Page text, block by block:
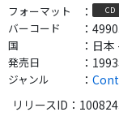
フォーマット ： CD
バーコード ：
国 ： 日
発売日 ：
ジャンル ：
リリースID：